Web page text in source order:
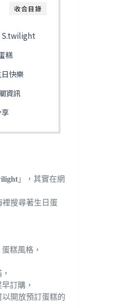
收合目錄
S.twilight
糕
快樂
資訊
」，其實在網
搜尋著生日蛋
糕風格，
訂購，
開放預訂蛋糕的